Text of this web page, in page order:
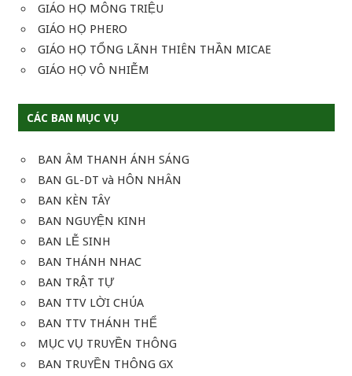
GIÁO HỌ MÔNG TRIỆU
GIÁO HỌ PHERO
GIÁO HỌ TỔNG LÃNH THIÊN THẦN MICAE
GIÁO HỌ VÔ NHIỄM
CÁC BAN MỤC VỤ
BAN ÂM THANH ÁNH SÁNG
BAN GL-DT và HÔN NHÂN
BAN KÈN TÂY
BAN NGUYỆN KINH
BAN LỄ SINH
BAN THÁNH NHAC
BAN TRẬT TỰ
BAN TTV LỜI CHÚA
BAN TTV THÁNH THỂ
MỤC VỤ TRUYỀN THÔNG
BAN TRUYỀN THÔNG GX